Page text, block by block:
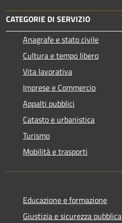
CATEGORIE DI SERVIZIO
Anagrafe e stato civile
Cultura e tempo libero
Vita lavorativa
Imprese e Commercio
Appalti pubblici
Catasto e urbanistica
Turismo
Mobilità e trasporti
Educazione e formazione
Giustizia e sicurezza pubblica